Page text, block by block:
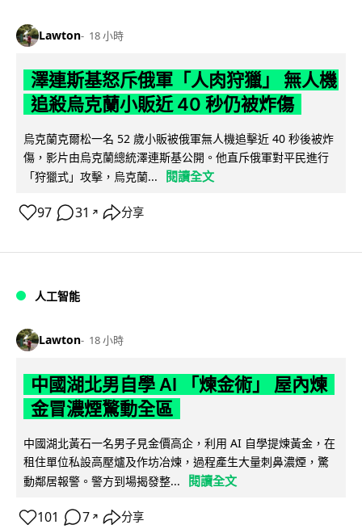
Lawton 18 小時
澤連斯基怒斥俄軍「人肉狩獵」 無人機
追殺烏克蘭小販近 40 秒仍被炸傷
烏克蘭克爾松一名 52 歲小販被俄軍無人機追擊近 40 秒後被炸
傷，影片由烏克蘭總統澤連斯基公開。他直斥俄軍對平民進行
「狩獵式」攻擊，烏克蘭...
閱讀全文
97 31 ↗ 分享
人工智能
Lawton 18 小時
中國湖北男自學 AI 「煉金術」 屋內煉
金冒濃煙驚動全區
中國湖北黃石一名男子見金價高企，利用 AI 自學提煉黃金，在
租住單位私設高壓爐及作坊冶煉，過程產生大量刺鼻濃煙，驚
動鄰居報警。警方到場揭發整...
閱讀全文
101 7 ↗ 分享